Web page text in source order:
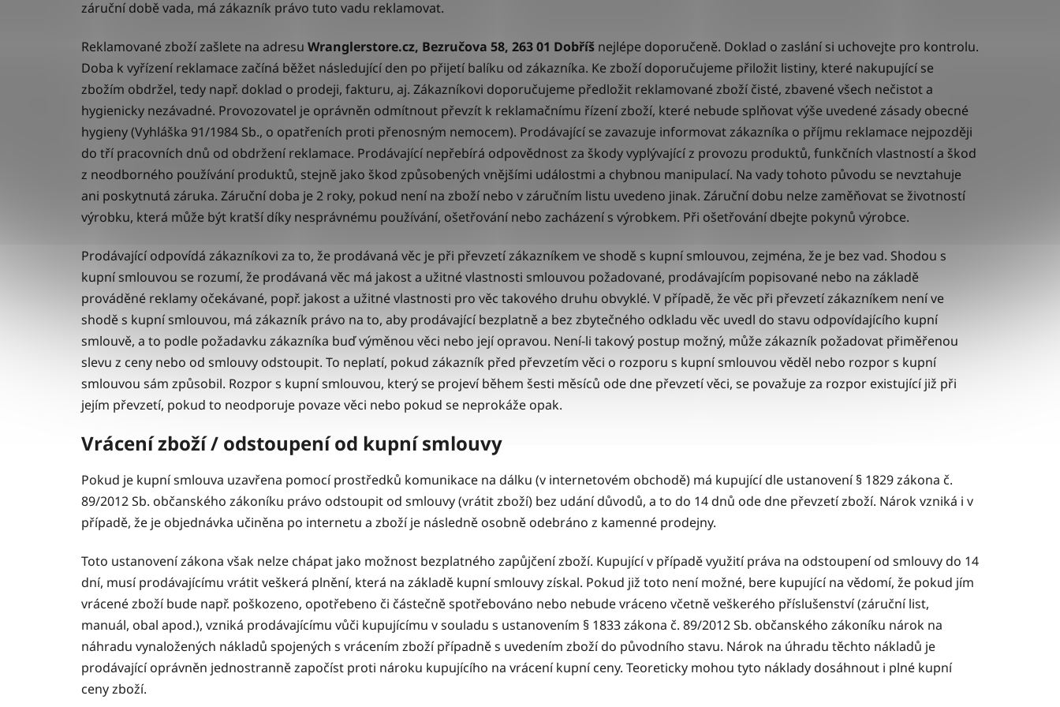
záruční době vada, má zákazník právo tuto vadu reklamovat.
Reklamované zboží zašlete na adresu Wranglerstore.cz, Bezručova 58, 263 01 Dobříš nejlépe doporučeně. Doklad o zaslání si uchovejte pro kontrolu.
Doba k vyřízení reklamace začíná běžet následující den po přijetí balíku od zákazníka. Ke zboží doporučujeme přiložit listiny, které nakupující se
zbožím obdržel, tedy např. doklad o prodeji, fakturu, aj. Zákazníkovi doporučujeme předložit reklamované zboží čisté, zbavené všech nečistot a
hygienicky nezávadné. Provozovatel je oprávněn odmítnout převzít k reklamačnímu řízení zboží, které nebude splňovat výše uvedené zásady obecné
hygieny (Vyhláška 91/1984 Sb., o opatřeních proti přenosným nemocem). Prodávající se zavazuje informovat zákazníka o příjmu reklamace nejpozději
do tří pracovních dnů od obdržení reklamace. Prodávající nepřebírá odpovědnost za škody vyplývající z provozu produktů, funkčních vlastností a škod
z neodborného používání produktů, stejně jako škod způsobených vnějšími událostmi a chybnou manipulací. Na vady tohoto původu se nevztahuje
ani poskytnutá záruka. Záruční doba je 2 roky, pokud není na zboží nebo v záručním listu uvedeno jinak. Záruční dobu nelze zaměňovat se životností
výrobku, která může být kratší díky nesprávnému používání, ošetřování nebo zacházení s výrobkem. Při ošetřování dbejte pokynů výrobce.
Prodávající odpovídá zákazníkovi za to, že prodávaná věc je při převzetí zákazníkem ve shodě s kupní smlouvou, zejména, že je bez vad. Shodou s
kupní smlouvou se rozumí, že prodávaná věc má jakost a užitné vlastnosti smlouvou požadované, prodávajícím popisované nebo na základě
prováděné reklamy očekávané, popř. jakost a užitné vlastnosti pro věc takového druhu obvyklé. V případě, že věc při převzetí zákazníkem není ve
shodě s kupní smlouvou, má zákazník právo na to, aby prodávající bezplatně a bez zbytečného odkladu věc uvedl do stavu odpovídajícího kupní
smlouvě, a to podle požadavku zákazníka buď výměnou věci nebo její opravou. Není-li takový postup možný, může zákazník požadovat přiměřenou
slevu z ceny nebo od smlouvy odstoupit. To neplatí, pokud zákazník před převzetím věci o rozporu s kupní smlouvou věděl nebo rozpor s kupní
smlouvou sám způsobil. Rozpor s kupní smlouvou, který se projeví během šesti měsíců ode dne převzetí věci, se považuje za rozpor existující již při
jejím převzetí, pokud to neodporuje povaze věci nebo pokud se neprokáže opak.
Vrácení zboží / odstoupení od kupní smlouvy
Pokud je kupní smlouva uzavřena pomocí prostředků komunikace na dálku (v internetovém obchodě) má kupující dle ustanovení § 1829 zákona č.
89/2012 Sb. občanského zákoníku právo odstoupit od smlouvy (vrátit zboží) bez udání důvodů, a to do 14 dnů ode dne převzetí zboží. Nárok vzniká i v
případě, že je objednávka učiněna po internetu a zboží je následně osobně odebráno z kamenné prodejny.
Toto ustanovení zákona však nelze chápat jako možnost bezplatného zapůjčení zboží. Kupující v případě využití práva na odstoupení od smlouvy do 14
dní, musí prodávajícímu vrátit veškerá plnění, která na základě kupní smlouvy získal. Pokud již toto není možné, bere kupující na vědomí, že pokud jím
vrácené zboží bude např. poškozeno, opotřebeno či částečně spotřebováno nebo nebude vráceno včetně veškerého příslušenství (záruční list,
manuál, obal apod.), vzniká prodávajícímu vůči kupujícímu v souladu s ustanovením § 1833 zákona č. 89/2012 Sb. občanského zákoníku nárok na
náhradu vynaložených nákladů spojených s vrácením zboží případně s uvedením zboží do původního stavu. Nárok na úhradu těchto nákladů je
prodávající oprávněn jednostranně započíst proti nároku kupujícího na vrácení kupní ceny. Teoreticky mohou tyto náklady dosáhnout i plné kupní
ceny zboží.